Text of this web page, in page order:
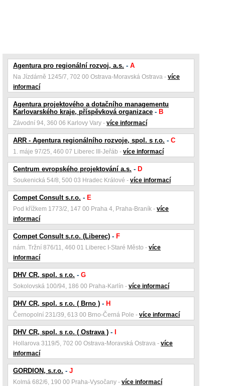
Agentura pro regionální rozvoj, a.s. - A
Na Jízdárně 1245/7, 702 00 Ostrava-Moravská Ostrava - více
informací
Agentura projektového a dotačního managementu
Karlovarského kraje, příspěvková organizace - B
Závodní 94, 360 06 Karlovy Vary - více informací
ARR - Agentura regionálního rozvoje, spol. s r.o. - C
1. máje 97/25, 460 07 Liberec III-Jeřáb - více informací
Centrum evropského projektování a.s. - D
Soukenická 54/8, 500 03 Hradec Králové - více informací
Compet Consult s.r.o. - E
Pod křížkem 1773/2, 147 00 Praha 4, Praha-Braník - více
informací
Compet Consult s.r.o. (Liberec) - F
nám. Tržní 876/11, 460 01 Liberec I-Staré Město - více
informací
DHV CR, spol. s r.o. - G
Sokolovská 100/94, 186 00 Praha-Karlín - více informací
DHV CR, spol. s r.o. ( Brno ) - H
Černopolní 231/39, 613 00 Brno-Černá Pole - více informací
DHV CR, spol. s r.o. ( Ostrava ) -
Hollarova 3119/5, 702 00 Ostrava-Moravská Ostrava - více
informací
GORDION, s.r.o. - J
Kolmá 682/6, 190 00 Praha-Vysočany - více informací